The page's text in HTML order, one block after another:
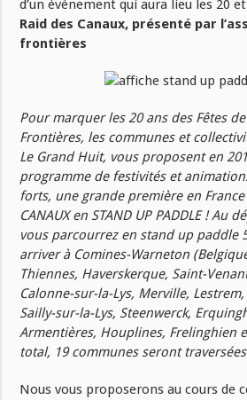
d’un événement qui aura lieu les 20
Raid des Canaux, présenté par
frontières
Pour marquer les 20 ans des Fêtes de
Frontières, les communes et
Le Grand Huit, vous proposent en
programme de festivités et
forts, une grande première en France
CANAUX en STAND UP PADDLE ! Au
vous parcourrez en stand up paddle
arriver à Comines-Warneton
Thiennes, Haverskerque, Saint-
Calonne-sur-la-Lys, Merville,
Sailly-sur-la-Lys, Steenwerck,
Armentières, Houplines, Frelinghien
total, 19 communes seront
Nous vous proposerons au cours de